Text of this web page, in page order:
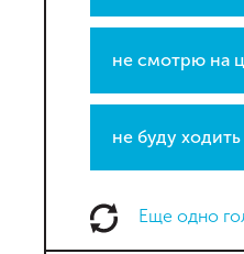
не смотрю на
не буду ходить
Еще одно